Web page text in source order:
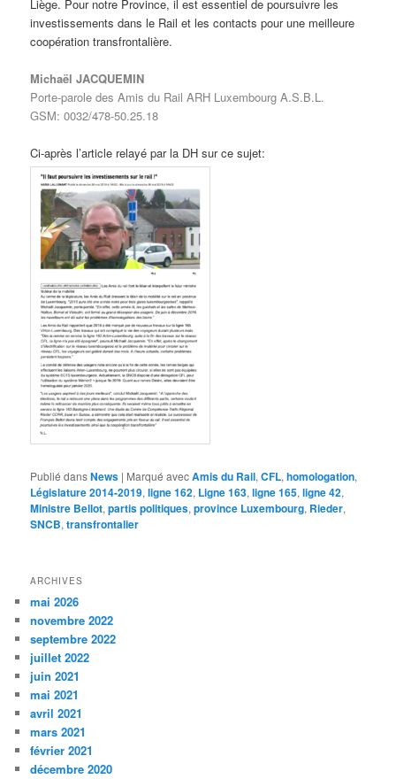
Liège. Pour notre Province, il est essentiel de poursuivre les
investissements dans le Rail et les contacts pour une meilleure
coopération transfrontalière.
Michaël JACQUEMIN
Porte-parole des Amis du Rail ARH Luxembourg A.S.B.L.
GSM: 0032/478-50.25.18
Ci-après l’article relayé par la DH sur ce sujet:
Publié dansNews | Marqué avecAmis du Rail,CFL,homologation,
Législature 2014-2019,ligne 162, Ligne 163,ligne 165,ligne 42,
Ministre Bellot,partis politiques,province Luxembourg, Rieder,
SNCB,transfrontalier
ARCHIVES
mai 2026
novembre 2022
septembre 2022
juillet 2022
juin 2021
mai 2021
avril 2021
mars 2021
février 2021
décembre 2020